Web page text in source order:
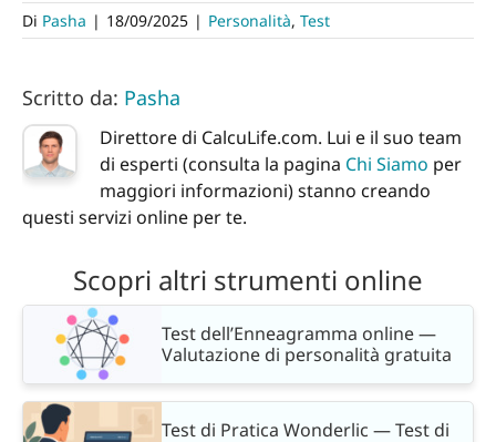
Di Pasha | 18/09/2025 | Personalità, Test
Scritto da: Pasha
Direttore di CalcuLife.com. Lui e il suo team
di esperti (consulta la pagina Chi Siamo per
maggiori informazioni) stanno creando
questi servizi online per te.
Scopri altri strumenti online
Test dell’Enneagramma online —
Valutazione di personalità gratuita
Test di Pratica Wonderlic — Test di